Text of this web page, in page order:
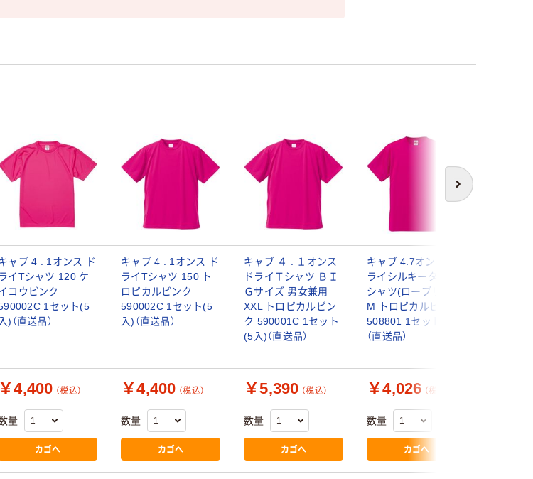
次へ
ャブ 4 . 1オンス ド
ライTシャツ 120 ケ
コウピンク
1セット(5
入)（直送品）
キャブ 4 . 1オンス ド
ライTシャツ 150 ト
ロピカルピンク
590002C 1セット(5
入)（直送品）
キャブ ４ . １オンス
ドライＴシャツ ＢＩ
Ｇサイズ 男女兼用
XXL トロピカルピン
ク 590001C 1セット
(5入)（直送品）
キャブ 4.7オンス ド
ライシルキータッチT
シャツ(ローブリード)
M トロピカルピンク
508801 1セット(3入)
（直送品）
￥4,400 （税込）
量
カゴへ
￥4,400 （税込）
数量
カゴへ
￥5,390 （税込）
数量
カゴへ
￥4,026 （税込）
数量
カゴへ